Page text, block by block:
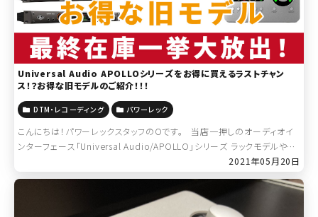
Universal Audio APOLLOシリーズをお得に買えるラストチャン
ス！？お得な旧モデルのご紹介！！！
DTM・レコーディング パワーレック
こんにちは！パワーレックスタッフのOです。 当店一押しのオーディオイ
ンターフェース「Universal Audio/APOLLO」シリーズ ラックモデルやデ
2021年05月20日